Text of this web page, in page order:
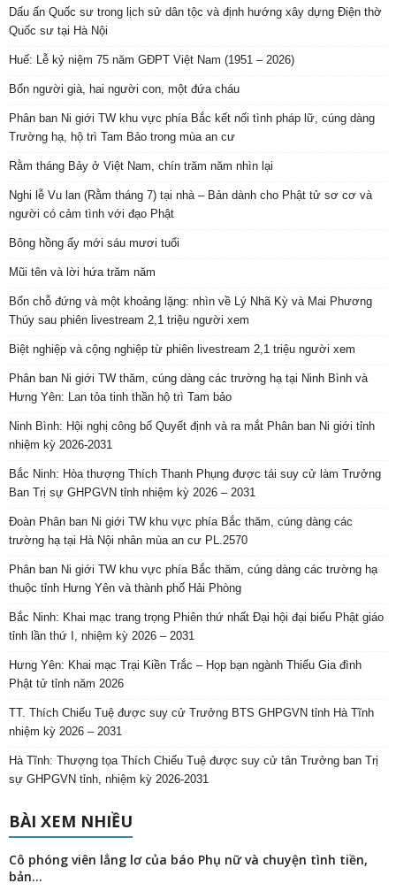
Dấu ấn Quốc sư trong lịch sử dân tộc và định hướng xây dựng Điện thờ
Quốc sư tại Hà Nội
Huế: Lễ kỷ niệm 75 năm GĐPT Việt Nam (1951 – 2026)
Bốn người già, hai người con, một đứa cháu
Phân ban Ni giới TW khu vực phía Bắc kết nối tình pháp lữ, cúng dàng
Trường hạ, hộ trì Tam Bảo trong mùa an cư
Rằm tháng Bảy ở Việt Nam, chín trăm năm nhìn lại
Nghi lễ Vu lan (Rằm tháng 7) tại nhà – Bản dành cho Phật tử sơ cơ và
người có cảm tình với đạo Phật
Bông hồng ấy mới sáu mươi tuổi
Mũi tên và lời hứa trăm năm
Bốn chỗ đứng và một khoảng lặng: nhìn về Lý Nhã Kỳ và Mai Phương
Thúy sau phiên livestream 2,1 triệu người xem
Biệt nghiệp và cộng nghiệp từ phiên livestream 2,1 triệu người xem
Phân ban Ni giới TW thăm, cúng dàng các trường hạ tại Ninh Bình và
Hưng Yên: Lan tỏa tinh thần hộ trì Tam bảo
Ninh Bình: Hội nghị công bố Quyết định và ra mắt Phân ban Ni giới tỉnh
nhiệm kỳ 2026-2031
Bắc Ninh: Hòa thượng Thích Thanh Phụng được tái suy cử làm Trưởng
Ban Trị sự GHPGVN tỉnh nhiệm kỳ 2026 – 2031
Đoàn Phân ban Ni giới TW khu vực phía Bắc thăm, cúng dàng các
trường hạ tại Hà Nội nhân mùa an cư PL.2570
Phân ban Ni giới TW khu vực phía Bắc thăm, cúng dàng các trường hạ
thuộc tỉnh Hưng Yên và thành phố Hải Phòng
Bắc Ninh: Khai mạc trang trọng Phiên thứ nhất Đại hội đại biểu Phật giáo
tỉnh lần thứ I, nhiệm kỳ 2026 – 2031
Hưng Yên: Khai mạc Trại Kiền Trắc – Họp bạn ngành Thiếu Gia đình
Phật tử tỉnh năm 2026
TT. Thích Chiếu Tuệ được suy cử Trưởng BTS GHPGVN tỉnh Hà Tĩnh
nhiệm kỳ 2026 – 2031
Hà Tĩnh: Thượng tọa Thích Chiếu Tuệ được suy cử tân Trưởng ban Trị
sự GHPGVN tỉnh, nhiệm kỳ 2026-2031
BÀI XEM NHIỀU
Cô phóng viên lẳng lơ của báo Phụ nữ và chuyện tình tiền,
bản...